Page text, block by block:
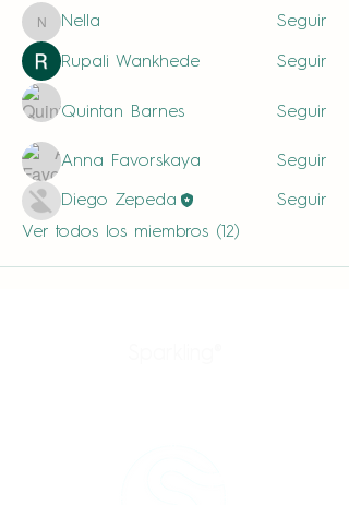
Nella
Nella Seguir
Rupali Wankhede Seguir
Quintan Barnes Seguir
Anna Favorskaya Seguir
Diego Zepeda
Seguir
Ver todos los miembros (12)